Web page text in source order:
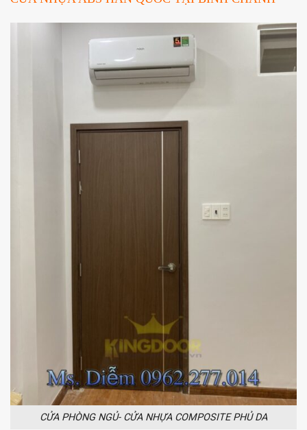
CỬA PHÒNG NGỦ- CỬA NHỰA COMPOSITE PHỦ DA